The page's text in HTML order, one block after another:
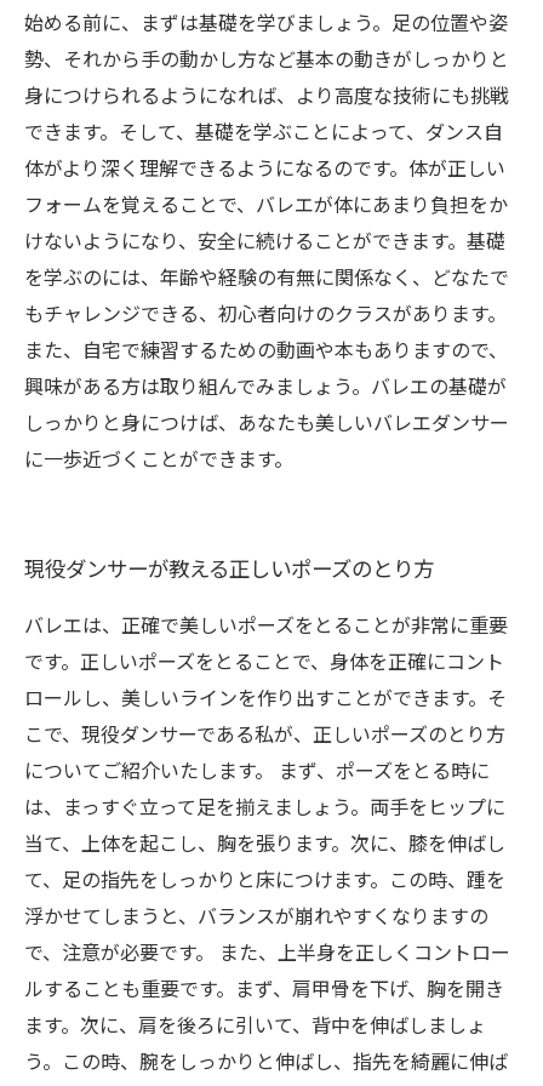
始める前に、まずは基礎を学びましょう。足の位置や姿
勢、それから手の動かし方など基本の動きがしっかりと
身につけられるようになれば、より高度な技術にも挑戦
できます。そして、基礎を学ぶことによって、ダンス自
体がより深く理解できるようになるのです。体が正しい
フォームを覚えることで、バレエが体にあまり負担をか
けないようになり、安全に続けることができます。基礎
を学ぶのには、年齢や経験の有無に関係なく、どなたで
もチャレンジできる、初心者向けのクラスがあります。
また、自宅で練習するための動画や本もありますので、
興味がある方は取り組んでみましょう。バレエの基礎が
しっかりと身につけば、あなたも美しいバレエダンサー
に一歩近づくことができます。
現役ダンサーが教える正しいポーズのとり方
バレエは、正確で美しいポーズをとることが非常に重要
です。正しいポーズをとることで、身体を正確にコント
ロールし、美しいラインを作り出すことができます。そ
こで、現役ダンサーである私が、正しいポーズのとり方
についてご紹介いたします。 まず、ポーズをとる時に
は、まっすぐ立って足を揃えましょう。両手をヒップに
当て、上体を起こし、胸を張ります。次に、膝を伸ばし
て、足の指先をしっかりと床につけます。この時、踵を
浮かせてしまうと、バランスが崩れやすくなりますの
で、注意が必要です。 また、上半身を正しくコントロー
ルすることも重要です。まず、肩甲骨を下げ、胸を開き
ます。次に、肩を後ろに引いて、背中を伸ばしましょ
う。この時、腕をしっかりと伸ばし、指先を綺麗に伸ば